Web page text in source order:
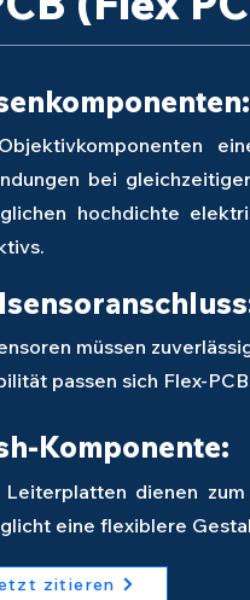
bei
hochdichte
müssen
passen sich Flex-
Komponente:
Leiterplatten dienen
eine flexiblere
zitieren